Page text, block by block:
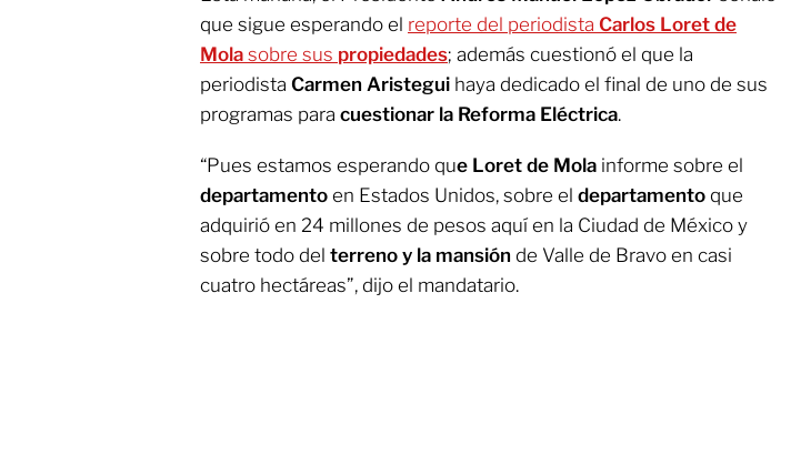
que sigue esperando el reporte del periodista Carlos Loret de
Mola sobre sus propiedades; además cuestionó el que la
periodista Carmen Aristegui haya dedicado el final de uno de sus
programas para cuestionar la Reforma Eléctrica.
“Pues estamos esperando que Loret de Mola informe sobre el
departamento en Estados Unidos, sobre el departamento que
adquirió en 24 millones de pesos aquí en la Ciudad de México y
sobre todo del terreno y la mansión de Valle de Bravo en casi
cuatro hectáreas”, dijo el mandatario.